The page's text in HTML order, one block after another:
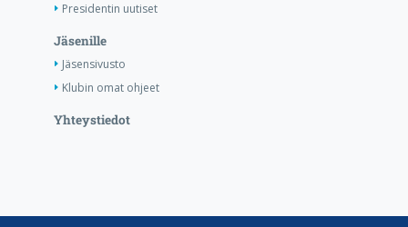
Presidentin uutiset
Jäsenille
Jäsensivusto
Klubin omat ohjeet
Yhteystiedot